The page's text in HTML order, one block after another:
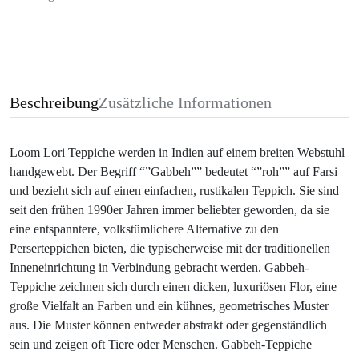
BeschreibungZusätzliche Informationen
Loom Lori Teppiche werden in Indien auf einem breiten Webstuhl
handgewebt. Der Begriff “”Gabbeh”” bedeutet “”roh”” auf Farsi
und bezieht sich auf einen einfachen, rustikalen Teppich. Sie sind
seit den frühen 1990er Jahren immer beliebter geworden, da sie
eine entspanntere, volkstümlichere Alternative zu den
Perserteppichen bieten, die typischerweise mit der traditionellen
Inneneinrichtung in Verbindung gebracht werden. Gabbeh-
Teppiche zeichnen sich durch einen dicken, luxuriösen Flor, eine
große Vielfalt an Farben und ein kühnes, geometrisches Muster
aus. Die Muster können entweder abstrakt oder gegenständlich
sein und zeigen oft Tiere oder Menschen. Gabbeh-Teppiche